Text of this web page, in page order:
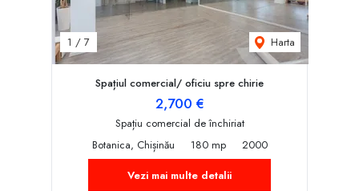
1 / 7 Harta
Spațiul comercial/ oficiu spre chirie
2,700 €
Spațiu comercial de închiriat
Botanica, Chișinău
180 mp
2000
Vezi mai multe detalii